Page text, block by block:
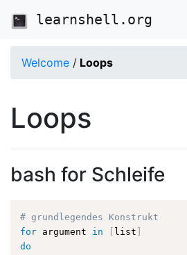
learnshell.org
Welcome / Loops
Loops
bash for Schleife
# grundlegendes Konstrukt
for argument in list
do